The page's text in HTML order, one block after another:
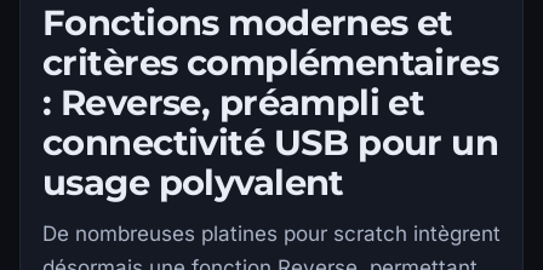
Fonctions modernes et
critères complémentaires
: Reverse, préampli et
connectivité USB pour un
usage polyvalent
De nombreuses platines pour scratch intègrent